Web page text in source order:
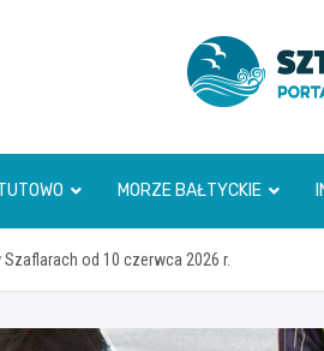
MORZE BAŁTYCKIE
od 10 czerwca 2026 r.